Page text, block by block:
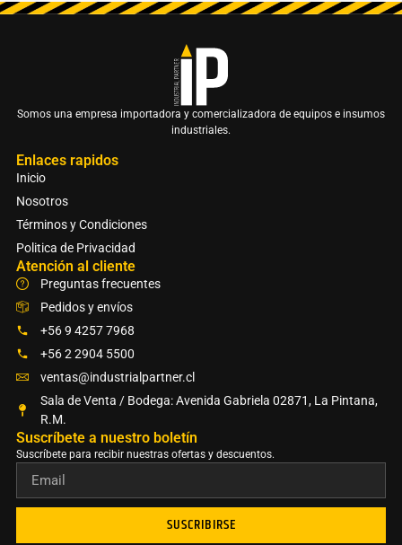
Somos una empresa importadora y comercializadora de equipos e insumos
industriales.
Enlaces rapidos
Inicio
Nosotros
Términos y Condiciones
Politica de Privacidad
Atención al cliente
Preguntas frecuentes
Pedidos y envíos
+56 9 4257 7968
+56 2 2904 5500
ventas@industrialpartner.cl
Sala de Venta / Bodega: Avenida Gabriela 02871, La Pintana,
R.M.
Suscríbete a nuestro boletín​
Suscríbete para recibir nuestras ofertas y descuentos.
SUSCRIBIRSE